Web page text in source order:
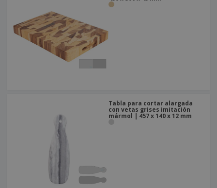
Tabla para cortar alargada
con vetas grises imitación
mármol | 457 x 140 x 12 mm